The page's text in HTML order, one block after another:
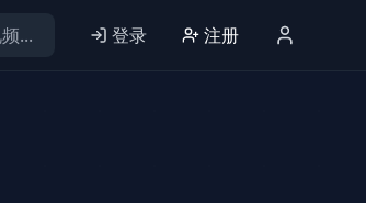
登录 注册